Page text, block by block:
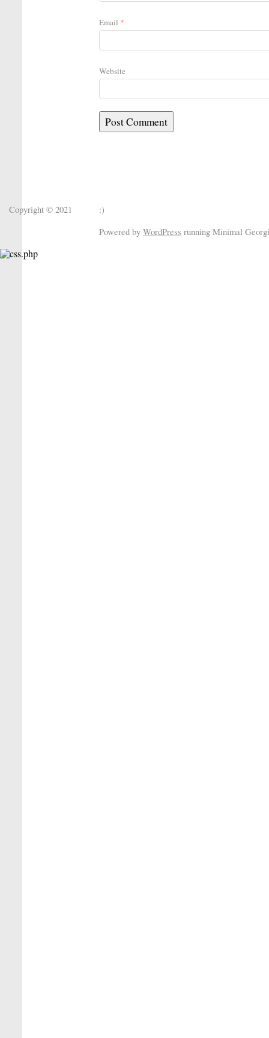
Email *
Website
Copyright © 2021
:)
Powered by WordPress running Minimal